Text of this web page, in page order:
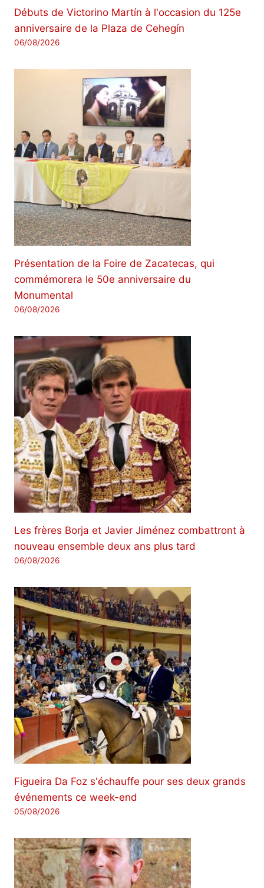
Débuts de Victorino Martín à l'occasion du 125e
anniversaire de la Plaza de Cehegín
06/08/2026
Présentation de la Foire de Zacatecas, qui
commémorera le 50e anniversaire du
Monumental
06/08/2026
Les frères Borja et Javier Jiménez combattront à
nouveau ensemble deux ans plus tard
06/08/2026
Figueira Da Foz s'échauffe pour ses deux grands
événements ce week-end
05/08/2026